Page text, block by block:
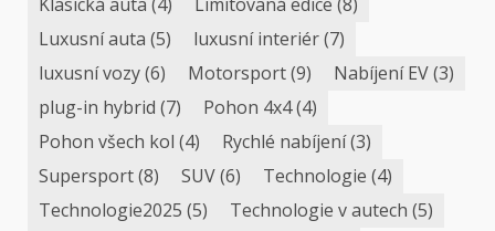
Klasická auta (4) Limitovaná edice (8)
Luxusní auta (5) luxusní interiér(7)
luxusní vozy(6) Motorsport(9) Nabíjení EV(3)
plug-in hybrid (7) Pohon 4x4(4)
Pohon všech kol (4) Rychlé nabíjení(3)
Supersport(8) SUV(6) Technologie (4)
Technologie2025 (5) Technologie v autech (5)